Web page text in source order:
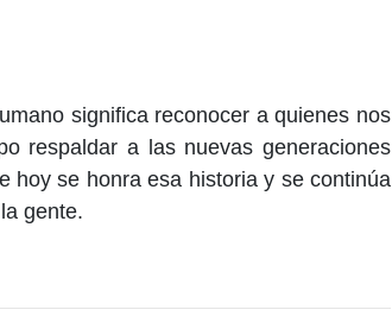
significa reconocer a quienes nos
respaldar a las nuevas generaciones
hoy se honra esa historia y se continúa
gente.